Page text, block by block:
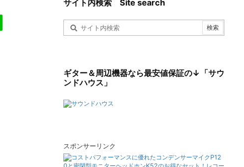
サイト内検索 Site search
ギター＆周辺機器なら最安値保証の↓「サウ
ンドハウス」
スポンサーリンク